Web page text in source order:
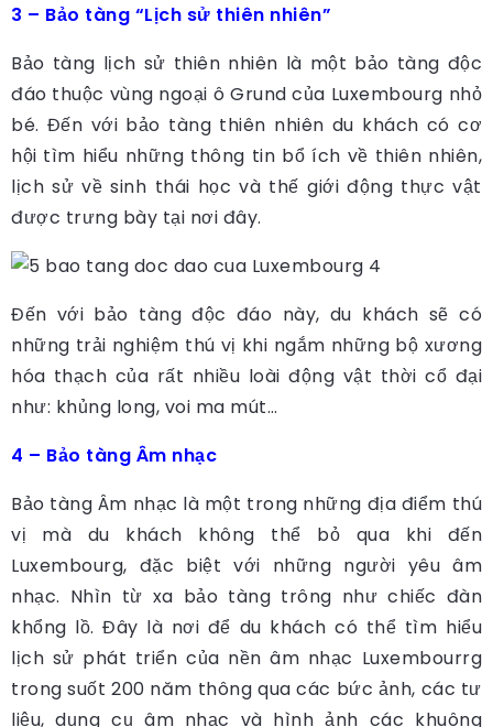
3 – Bảo tàng “Lịch sử thiên nhiên”
Bảo tàng lịch sử thiên nhiên là một bảo tàng độc
đáo thuộc vùng ngoại ô Grund của Luxembourg nhỏ
bé. Đến với bảo tàng thiên nhiên du khách có cơ
hội tìm hiểu những thông tin bổ ích về thiên nhiên,
lịch sử về sinh thái học và thế giới động thực vật
được trưng bày tại nơi đây.
Đến với bảo tàng độc đáo này, du khách sẽ có
những trải nghiệm thú vị khi ngắm những bộ xương
hóa thạch của rất nhiều loài động vật thời cổ đại
như: khủng long, voi ma mút…
4 – Bảo tàng Âm nhạc
Bảo tàng Âm nhạc là một trong những địa điểm thú
vị mà du khách không thể bỏ qua khi đến
Luxembourg, đặc biệt với những người yêu âm
nhạc. Nhìn từ xa bảo tàng trông như chiếc đàn
khổng lồ. Đây là nơi để du khách có thể tìm hiểu
lịch sử phát triển của nền âm nhạc Luxembourrg
trong suốt 200 năm thông qua các bức ảnh, các tư
liệu, dụng cụ âm nhạc và hình ảnh các khuông